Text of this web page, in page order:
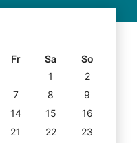
Fr Sa
So
1
2
7 8
9
14 15
16
21 22
23